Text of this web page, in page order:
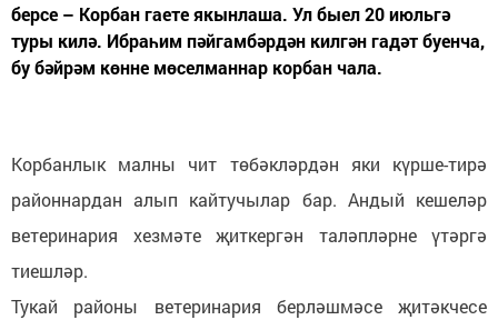
берсе – Корбан гаете якынлаша. Ул быел 20 июльгә
туры килә. Ибраһим пәйгамбәрдән килгән гадәт буенча,
бу бәйрәм көнне мөселманнар корбан чала.
Корбанлык малны чит төбәкләрдән яки күрше-тирә
районнардан алып кайтучылар бар. Андый кешеләр
ветеринария хезмәте җиткергән таләпләрне үтәргә
тиешләр.
Тукай районы ветеринария берләшмәсе җитәкчесе